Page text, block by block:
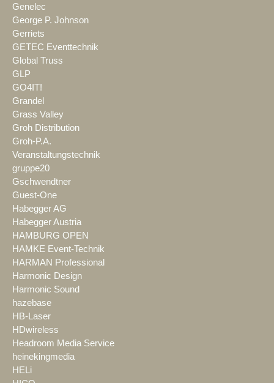
Genelec
George P. Johnson
Gerriets
GETEC Eventtechnik
Global Truss
GLP
GO4IT!
Grandel
Grass Valley
Groh Distribution
Groh-P.A.
Veranstaltungstechnik
gruppe20
Gschwendtner
Guest-One
Habegger AG
Habegger Austria
HAMBURG OPEN
HAMKE Event-Technik
HARMAN Professional
Harmonic Design
Harmonic Sound
hazebase
HB-Laser
HDwireless
Headroom Media Service
heinekingmedia
HELi